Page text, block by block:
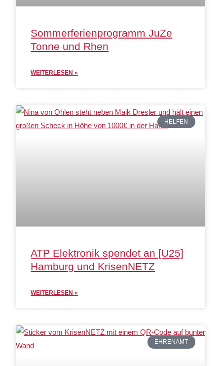
Sommerferienprogramm JuZe
Tonne und Rhen
WEITERLESEN »
HELFEN
ATP Elektronik spendet an [U25]
Hamburg und KrisenNETZ
WEITERLESEN »
EHRENAMT